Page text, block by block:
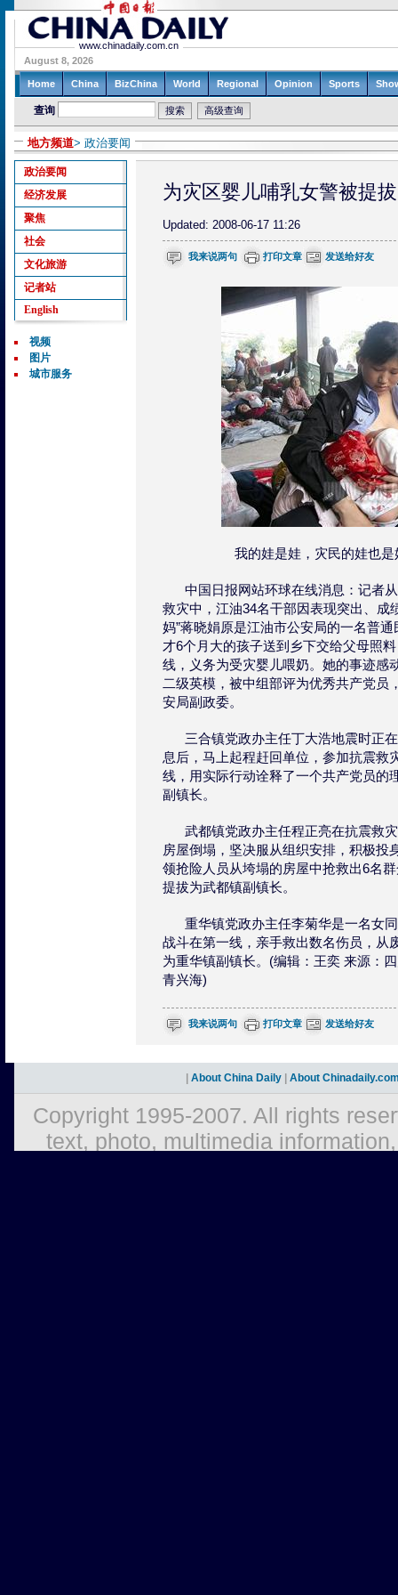
地方频道> 政治要闻
政治要闻
经济发展
聚焦
社会
文化旅游
记者站
English
视频
图片
城市服务
为灾区婴儿哺乳女警被提
Updated: 2008-06-17 11:26
我来说两句 打印文章 发送给好友
我的娃是娃，灾民的娃也
中国日报网站环球在线消息：记者
救灾中，江油34名干部因表现突出、成
妈”蒋晓娟原是江油市公安局的一名普
才6个月大的孩子送到乡下交给父母照
线，义务为受灾婴儿喂奶。她的事迹感
二级英模，被中组部评为优秀共产党员
安局副政委。
三合镇党政办主任丁大浩地震时正
息后，马上起程赶回单位，参加抗震救
线，用实际行动诠释了一个共产党员的
副镇长。
武都镇党政办主任程正亮在抗震救
房屋倒塌，坚决服从组织安排，积极投
领抢险人员从垮塌的房屋中抢救出6名
提拔为武都镇副镇长。
重华镇党政办主任李菊华是一名女
战斗在第一线，亲手救出数名伤员，从
为重华镇副镇长。(编辑：王奕 来源：
青兴海)
我来说两句 打印文章 发送给好友